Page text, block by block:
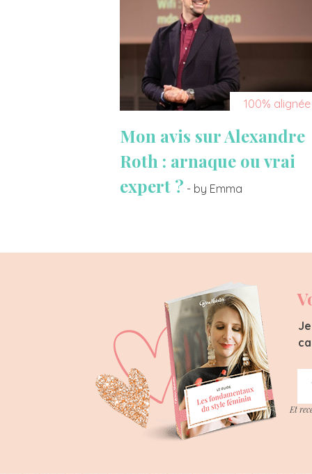
100% alignée
Mon avis sur Alexandre
Roth : arnaque ou vrai
expert ? - by Emma
Et